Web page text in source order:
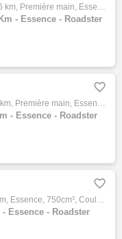
Hornet, 09/2008, 59266 km, Première main, Essence, 600cm³, Couleur noir, 2990 € Equipements : HONDA CB 600 F HORNET ABS 600 cm3 Roadster 20…
- Essence - Roadster

Hornet, 07/2023, 8615 km, Première main, Essence, 750cm³, Couleur jaune, 6490 € Equipements : Superbe Hornet 750 de 2023 avec 8600km. Moto …
- Essence - Roadster

Hornet, 02/2026, 269 km, Essence, 750cm³, Couleur gris, 8390 € Equipements : HONDA HORNET 750 A2 BIKEPARC72 VOUS PROPOSE UNE MAGNIFIQUE HON…
- Essence - Roadster